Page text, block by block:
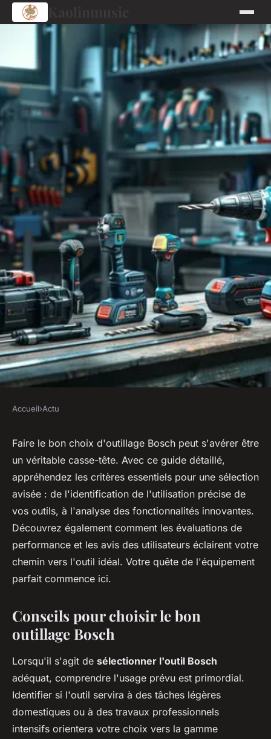
Choisir son outillage Bosch : le
guide ultime
ouida•30 mai 2024•3 min de lecture
Accueil›Actu
Faire le bon choix d'outillage Bosch peut s'avérer être
un véritable casse-tête. Avec ce guide détaillé,
appréhendez les critères essentiels pour une sélection
avisée : de l'identification de l'utilisation précise de
vos outils, à l'analyse des fonctionnalités innovantes.
Découvrez également comment les évaluations de
performance et les avis des utilisateurs éclairent votre
chemin vers l'outil idéal. Votre quête de l'équipement
parfait commence ici.
Conseils pour choisir le bon
outillage Bosch
Lorsqu'il s'agit de sélectionner l'outil Bosch
adéquat, comprendre l'usage prévu est primordial.
Identifier si l'outil servira à des tâches légères
domestiques ou à des travaux professionnels
intensifs orientera votre choix vers la gamme